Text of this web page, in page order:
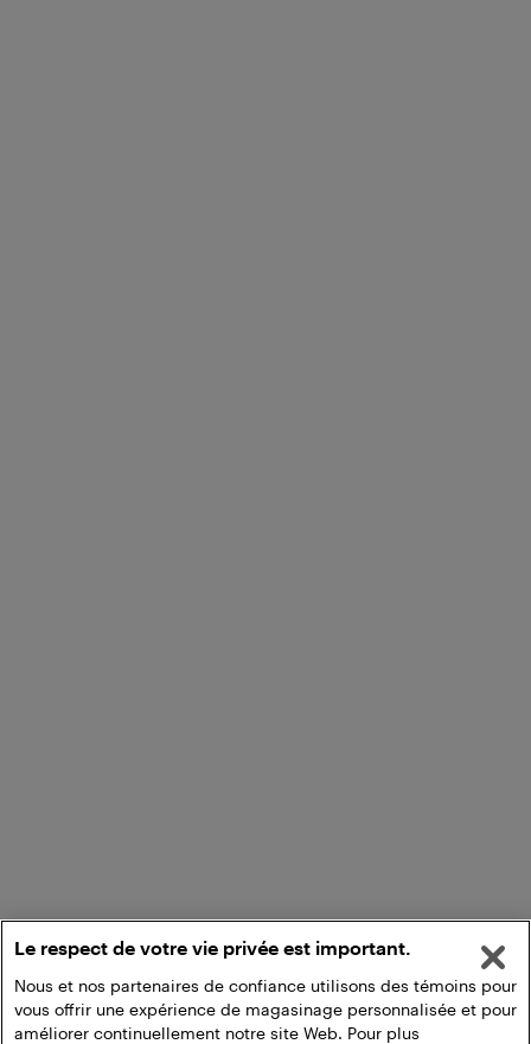
Le respect de votre vie privée est important.
Nous et nos partenaires de confiance utilisons des témoins pour
vous offrir une expérience de magasinage personnalisée et pour
améliorer continuellement notre site Web. Pour plus